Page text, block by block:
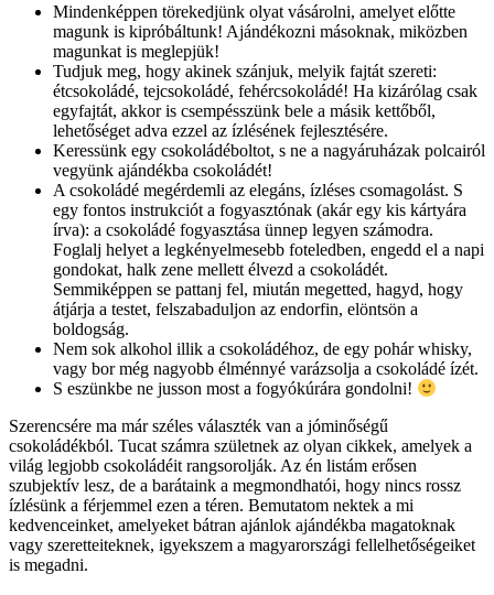
Mindenképpen törekedjünk olyat vásárolni, amelyet előtte
magunk is kipróbáltunk! Ajándékozni másoknak, miközben
magunkat is meglepjük!
Tudjuk meg, hogy akinek szánjuk, melyik fajtát szereti:
étcsokoládé, tejcsokoládé, fehércsokoládé! Ha kizárólag csak
egyfajtát, akkor is csempésszünk bele a másik kettőből,
lehetőséget adva ezzel az ízlésének fejlesztésére.
Keressünk egy csokoládéboltot, s ne a nagyáruházak polcairól
vegyünk ajándékba csokoládét!
A csokoládé megérdemli az elegáns, ízléses csomagolást. S
egy fontos instrukciót a fogyasztónak (akár egy kis kártyára
írva): a csokoládé fogyasztása ünnep legyen számodra.
Foglalj helyet a legkényelmesebb foteledben, engedd el a napi
gondokat, halk zene mellett élvezd a csokoládét.
Semmiképpen se pattanj fel, miután megetted, hagyd, hogy
átjárja a testet, felszabaduljon az endorfin, elöntsön a
boldogság.
Nem sok alkohol illik a csokoládéhoz, de egy pohár whisky,
vagy bor még nagyobb élménnyé varázsolja a csokoládé ízét.
S eszünkbe ne jusson most a fogyókúrára gondolni!
Szerencsére ma már széles választék van a jóminőségű
csokoládékból. Tucat számra születnek az olyan cikkek, amelyek a
világ legjobb csokoládéit rangsorolják. Az én listám erősen
szubjektív lesz, de a barátaink a megmondhatói, hogy nincs rossz
ízlésünk a férjemmel ezen a téren. Bemutatom nektek a mi
kedvenceinket, amelyeket bátran ajánlok ajándékba magatoknak
vagy szeretteiteknek, igyekszem a magyarországi fellelhetőségeiket
is megadni.